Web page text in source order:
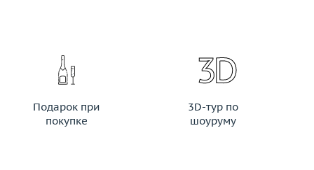
Подарок при
покупке
3D-тур по
шоуруму